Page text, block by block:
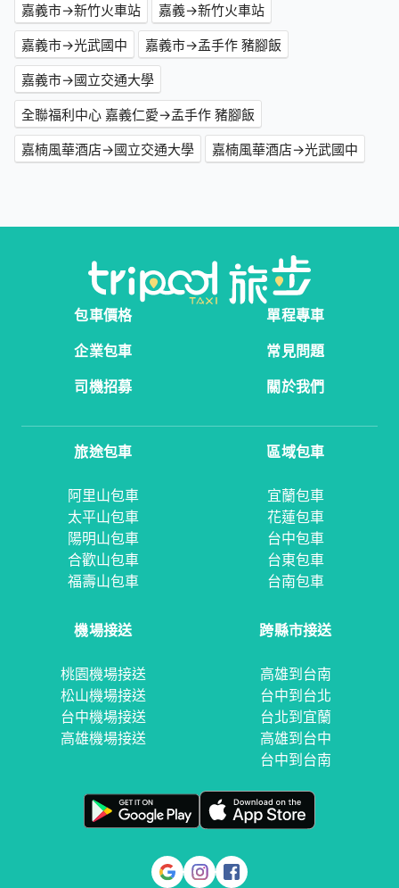
嘉義市→新竹火車站
嘉義→新竹火車站
嘉義市→光武國中
嘉義市→孟手作 豬腳飯
嘉義市→國立交通大學
全聯福利中心 嘉義仁愛→孟手作 豬腳飯
嘉楠風華酒店→國立交通大學
嘉楠風華酒店→光武國中
包車價格
單程專車
企業包車
常見問題
司機招募
關於我們
旅途包車
阿里山包車
太平山包車
陽明山包車
合歡山包車
福壽山包車
區域包車
宜蘭包車
花蓮包車
台中包車
台東包車
台南包車
機場接送
桃園機場接送
松山機場接送
台中機場接送
高雄機場接送
跨縣市接送
高雄到台南
台中到台北
台北到宜蘭
高雄到台中
台中到台南